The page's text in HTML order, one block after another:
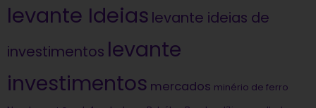
levante Ideias levante ideias de
investimentos levante
investimentos mercados minério de ferro